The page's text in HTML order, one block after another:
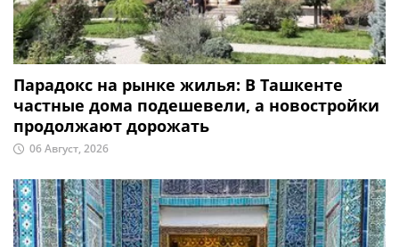
Парадокс на рынке жилья: В Ташкенте
частные дома подешевели, а новостройки
продолжают дорожать
06 Август, 2026